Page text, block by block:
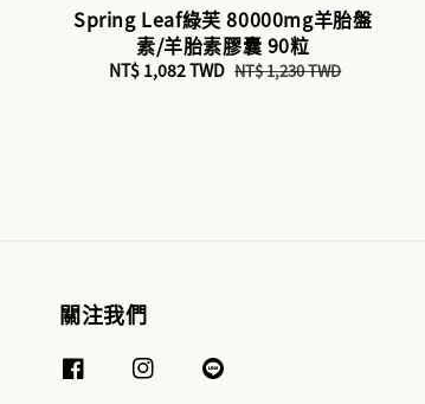
Spring Leaf綠芙 80000mg羊胎盤
素/羊胎素膠囊 90粒
Sale
NT$ 1,082 TWD Regular
NT$ 1,230 TWD
關注我們